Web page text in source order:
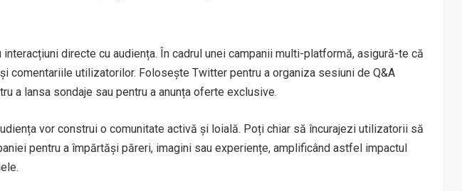
directe cu audiența. În cadrul unei campanii multi-platformă, asigură-te că
comentariile utilizatorilor. Folosește Twitter pentru a organiza sesiuni de Q&A
a lansa sondaje sau pentru a anunța oferte exclusive.
vor construi o comunitate activă și loială. Poți chiar să încurajezi utilizatorii să
pentru a împărtăși păreri, imagini sau experiențe, amplificând astfel impactul